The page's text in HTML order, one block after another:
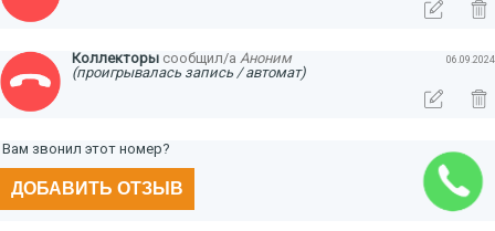
06.09.2024
Коллекторы сообщил/а Аноним
(проигрывалась запись / автомат)
Вам звонил этот номер?
ДОБАВИТЬ ОТЗЫВ